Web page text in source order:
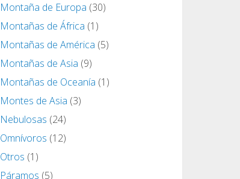
Montaña de Europa (30)
Montañas de África (1)
Montañas de América (5)
Montañas de Asia (9)
Montañas de Oceanía (1)
Montes de Asia (3)
Nebulosas (24)
Omnívoros (12)
Otros (1)
Páramos (5)